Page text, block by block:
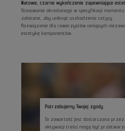
Matowe, czarne wykończenie zapewniające
Stosowanie określonego w specyfikacji
zalecane, aby uniknąć uszkodzenia sztycy.
Rozwiązanie dla rowerzystów ceniących
estetykę komponentów.
Potrzebujemy Twojej zgody
Ta zawartość jest dostarczana przez
aktywacji treści mogą być